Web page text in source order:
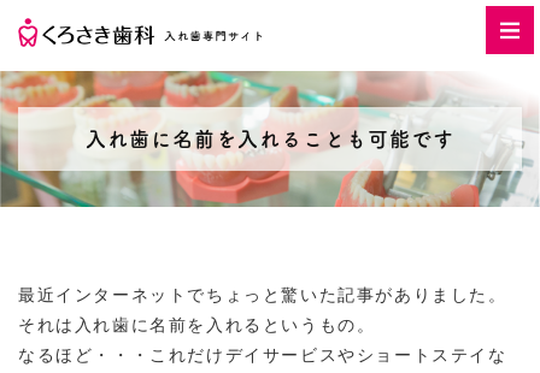
入れ歯に名前を入れることも可能です
最近インターネットでちょっと驚いた記事がありました。
それは入れ歯に名前を入れるというもの。
なるほど・・・これだけデイサービスやショートステイな